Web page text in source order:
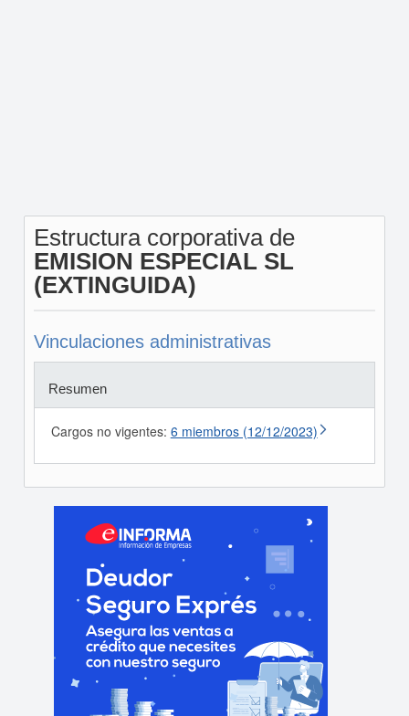
Estructura corporativa de
EMISION ESPECIAL SL
(EXTINGUIDA)
Vinculaciones administrativas
Resumen
Cargos no vigentes: 6 miembros (12/12/2023)